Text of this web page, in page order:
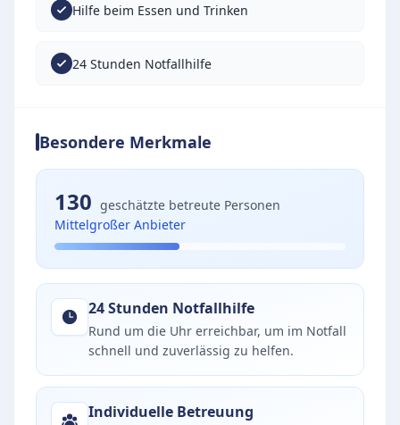
Hilfe beim Essen und Trinken
24 Stunden Notfallhilfe
Besondere Merkmale
130 geschätzte betreute Personen
Mittelgroßer Anbieter
24 Stunden Notfallhilfe
Rund um die Uhr erreichbar, um im Notfall
schnell und zuverlässig zu helfen.
Individuelle Betreuung